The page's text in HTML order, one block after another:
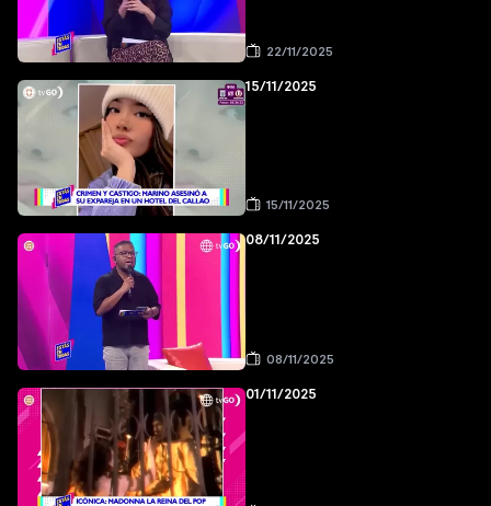
22/11/2025
15/11/2025
15/11/2025
08/11/2025
08/11/2025
01/11/2025